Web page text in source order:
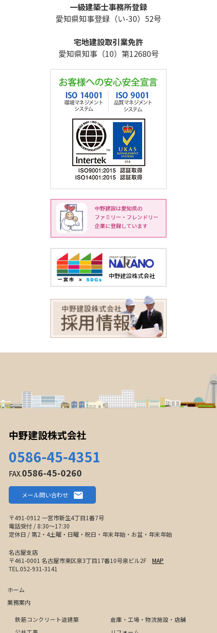
一級建築士事務所登録
愛知県知事登録（い-30）52号
宅地建設取引業免許
愛知県知事（10）第12680号
中野建設株式会社
0586-45-4351
FAX.0586-45-0260
メール問い合わせ
〒491-0912 一宮市新生4丁目1番7号
電話受付 / 8:30〜17:30
定休日 / 第2・4土曜・日曜・祝日・年末年始・お盆・年末年始
名古屋支店
〒461-0001 名古屋市東区泉3丁目17番10号泉ビル2F MAP
TEL.052-931-3141
ホーム
業務案内
鉄筋コンクリート造建築
倉庫・工場・物流施設・店舗